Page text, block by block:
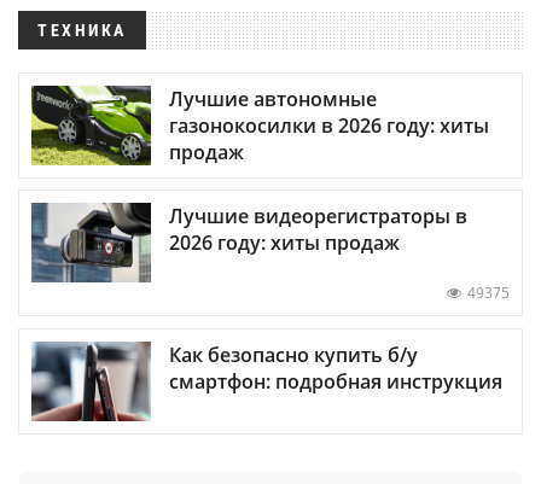
ТЕХНИКА
Лучшие автономные
газонокосилки в 2026 году: хиты
продаж
Лучшие видеорегистраторы в
2026 году: хиты продаж
49375
Как безопасно купить б/у
смартфон: подробная инструкция